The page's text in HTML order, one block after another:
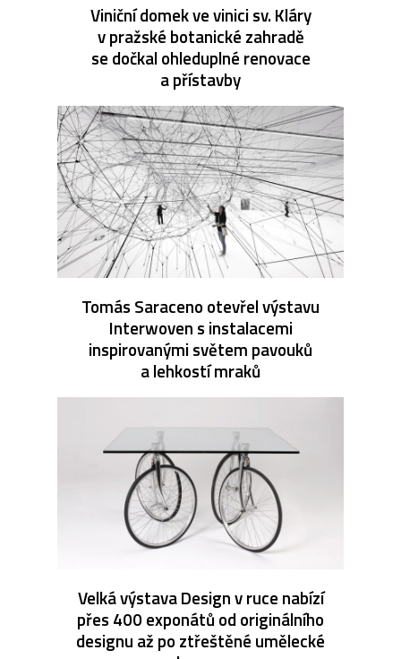
Viniční domek ve vinici sv. Kláry
v pražské botanické zahradě
se dočkal ohleduplné renovace
a přístavby
Tomás Saraceno otevřel výstavu
Interwoven s instalacemi
inspirovanými světem pavouků
a lehkostí mraků
Velká výstava Design v ruce nabízí
přes 400 exponátů od originálního
designu až po ztřeštěné umělecké